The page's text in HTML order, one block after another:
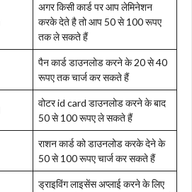
अगर किसी कार्ड पर आप लेमिनेशन
करके देते है तो आप 50 से 100 रूपए
तक ले सकते हैं
पैन कार्ड डाउनलोड करने के 20 से 40
रूपए तक चार्ज कर सकते हैं
वोटर id card डाउनलोड करने के बाद
50 से 100 रूपए ले सकते हैं
राशन कार्ड को डाउनलोड करके देने के
50 से 100 रूपए चार्ज कर सकते हैं
ड्राइविंग लाइसेंस अप्लाई करने के लिए